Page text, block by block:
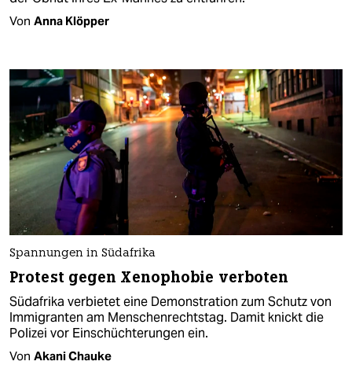
Von Anna Klöpper
Spannungen in Südafrika
Protest gegen Xenophobie verboten
Südafrika verbietet eine Demonstration zum Schutz von
Immigranten am Menschenrechtstag. Damit knickt die
Polizei vor Einschüchterungen ein.
Von Akani Chauke